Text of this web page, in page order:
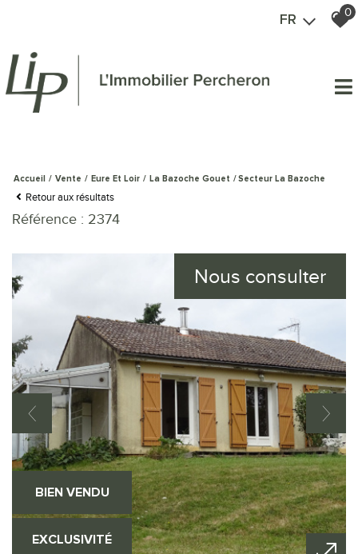
FR
0
Accueil Vente Eure Et Loir La Bazoche Gouet Secteur La Bazoche
Retour aux résultats
Référence : 2374
BIEN VENDU
EXCLUSIVITÉ
Nous consulter